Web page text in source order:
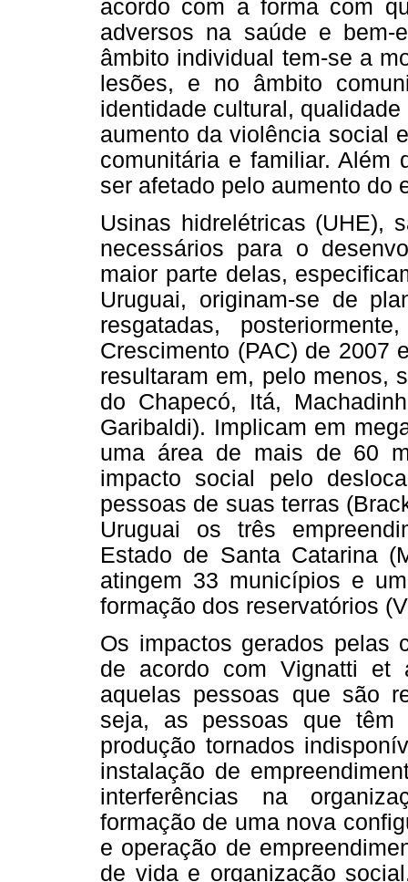
acordo com a forma com
adversos na saúde e bem-
âmbito individual tem-se a
lesões, e no âmbito
identidade cultural,
aumento da violência social
comunitária e familiar. Além
ser afetado pelo aumento do
Usinas hidrelétricas (UHE),
necessários para o
maior parte delas,
Uruguai, originam-se de
resgatadas,
Crescimento (PAC) de 2007
resultaram em, pelo menos,
do Chapecó, Itá,
Garibaldi). Implicam em
uma área de mais de 60
impacto social pelo
pessoas de suas terras
Uruguai os três
Estado de Santa Catarina
atingem 33 municípios e
formação dos reservatórios
Os impactos gerados pelas
de acordo com Vignatti et
aquelas pessoas que são
seja, as pessoas que
produção tornados
instalação de
interferências na
formação de uma nova
e operação de
de vida e organização